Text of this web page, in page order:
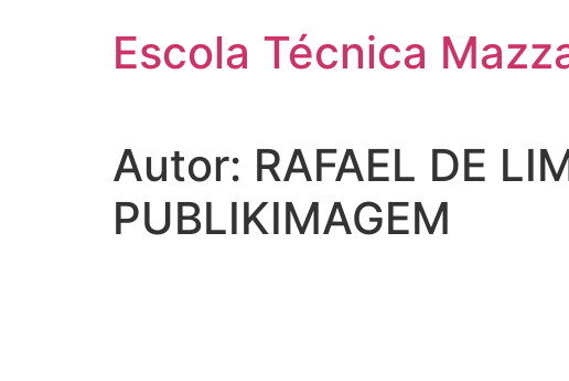
Escola Técnica
Autor: RAFAEL DE
PUBLIKIMAGEM